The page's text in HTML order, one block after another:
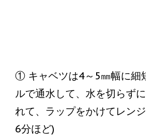
① キャベツは4～5㎜幅に細
ルで通水して、水を切らず
れて、ラップをかけてレンジ
6分ほど)